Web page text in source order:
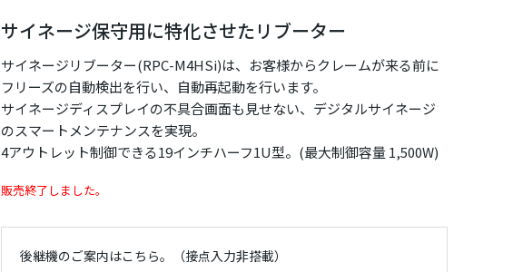
サイネージ保守用に特化させたリブーター
サイネージリブーター(RPC-M4HSi)は、お客様からクレームが来る前に
フリーズの自動検出を行い、自動再起動を行います。
サイネージディスプレイの不具合画面も見せない、デジタルサイネージ
のスマートメンテナンスを実現。
4アウトレット制御できる19インチハーフ1U型。(最大制御容量 1,500W)
販売終了しました。
後継機のご案内はこちら。（接点入力非搭載）